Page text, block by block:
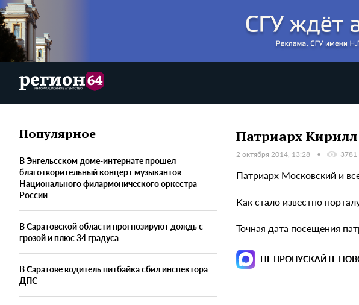
Популярное
В Энгельсском доме-интернате прошел
благотворительный концерт музыкантов
Национального филармонического оркестра
России
В Саратовской области прогнозируют дождь с
грозой и плюс 34 градуса
В Саратове водитель питбайка сбил инспектора
ДПС
Патриарх Кирилл
2 октября 2014, 13:28 3781
Патриарх Московский и
Как стало известно
Точная дата посещения
НЕ ПРОПУСКАЙТЕ